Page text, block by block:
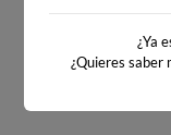
¿Ya
¿Quieres saber